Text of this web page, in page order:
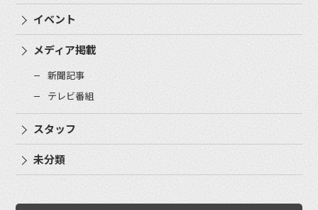
イベント
メディア掲載
新聞記事
テレビ番組
スタッフ
未分類